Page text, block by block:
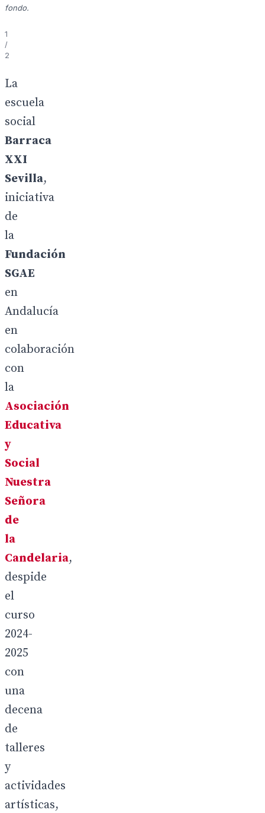
fondo.
1
/
2
La
escuela
social
Barraca
XXI
Sevilla,
iniciativa
de
la
Fundación
SGAE
en
Andalucía
en
colaboración
con
la
Asociación
Educativa
y
Social
Nuestra
Señora
de
la
Candelaria,
despide
el
curso
2024-
2025
con
una
decena
de
talleres
y
actividades
artísticas,